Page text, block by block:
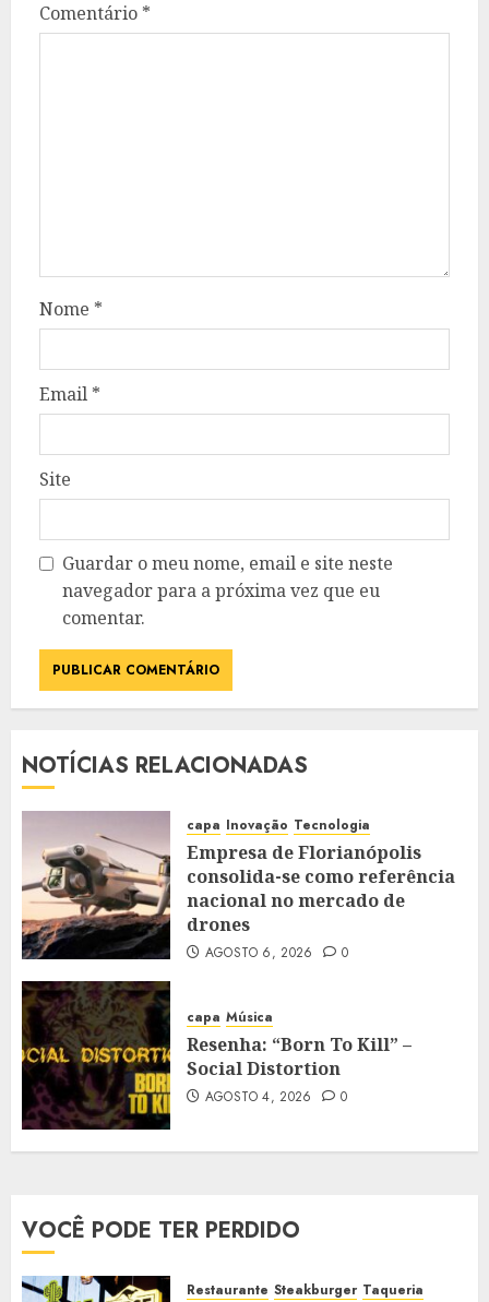
Comentário *
Nome *
Email *
Site
Guardar o meu nome, email e site neste
navegador para a próxima vez que eu
comentar.
NOTÍCIAS RELACIONADAS
capa Inovação Tecnologia
Empresa de Florianópolis
consolida-se como referência
nacional no mercado de
drones
AGOSTO 6, 2026 0
capa Música
Resenha: “Born To Kill” –
Social Distortion
AGOSTO 4, 2026 0
VOCÊ PODE TER PERDIDO
Restaurante Steakburger Taqueria